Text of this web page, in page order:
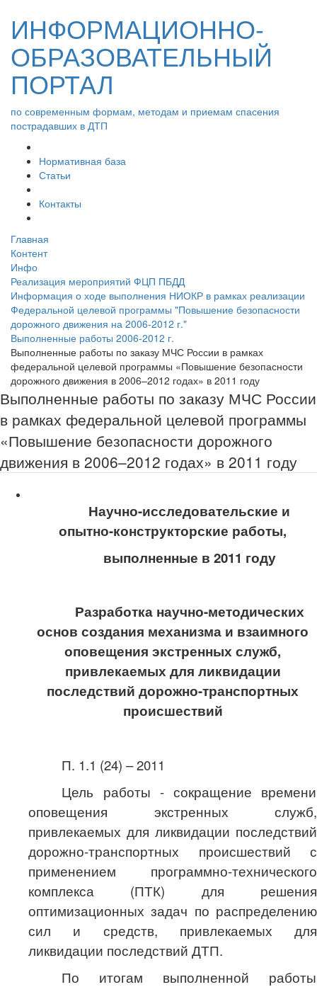
ИНФОРМАЦИОННО-
ОБРАЗОВАТЕЛЬНЫЙ
ПОРТАЛ
по современным формам, методам и приемам спасения
пострадавших в ДТП
Нормативная база
Статьи
Контакты
Главная
Контент
Инфо
Реализация мероприятий ФЦП ПБДД
Информация о ходе выполнения НИОКР в рамках реализации
Федеральной целевой программы "Повышение безопасности
дорожного движения на 2006-2012 г."
Выполненные работы 2006-2012 г.
Выполненные работы по заказу МЧС России в рамках
федеральной целевой программы «Повышение безопасности
дорожного движения в 2006–2012 годах» в 2011 году
Выполненные работы по заказу МЧС России
в рамках федеральной целевой программы
«Повышение безопасности дорожного
движения в 2006–2012 годах» в 2011 году
Научно-исследовательские и
опытно-конструкторские работы,
выполненные в 2011 году
Разработка научно-методических
основ создания механизма и взаимного
оповещения экстренных служб,
привлекаемых для ликвидации
последствий дорожно-транспортных
происшествий
П. 1.1 (24) – 2011
Цель работы - сокращение времени
оповещения экстренных служб,
привлекаемых для ликвидации последствий
дорожно-транспортных происшествий с
применением программно-технического
комплекса (ПТК) для решения
оптимизационных задач по распределению
сил и средств, привлекаемых для
ликвидации последствий ДТП.
По итогам выполненной работы